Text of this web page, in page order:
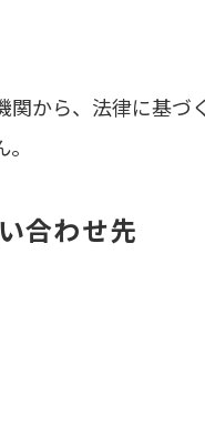
から、法律に基
合わせ先